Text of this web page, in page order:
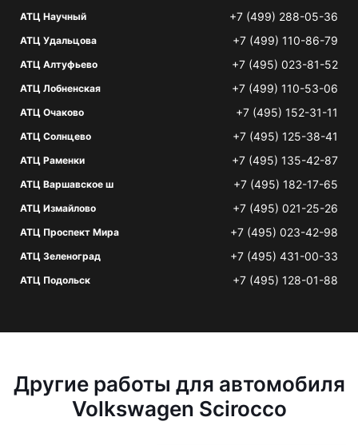
АТЦ Научный +7 (499) 288-05-36
АТЦ Удальцова +7 (499) 110-86-79
АТЦ Алтуфьево +7 (495) 023-81-52
АТЦ Лобненская +7 (499) 110-53-06
АТЦ Очаково +7 (495) 152-31-11
АТЦ Солнцево +7 (495) 125-38-41
АТЦ Раменки +7 (495) 135-42-87
АТЦ Варшавское ш +7 (495) 182-17-65
АТЦ Измайлово +7 (495) 021-25-26
АТЦ Проспект Мира +7 (495) 023-42-98
АТЦ Зеленоград +7 (495) 431-00-33
АТЦ Подольск +7 (495) 128-01-88
Другие работы для автомобиля
Volkswagen Scirocco